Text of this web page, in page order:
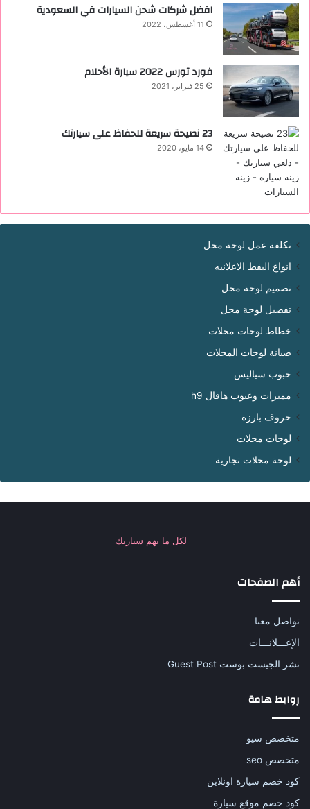
افضل شركات شحن السيارات في السعودية
11 أغسطس، 2022
فورد تورس 2022 ‏سيارة الأحلام
25 فبراير، 2021
23 نصيحة سريعة للحفاظ على سيارتك
14 مايو، 2020
تكلفة عمل لوحة محل
انواع اليفط الاعلانيه
تصميم لوحة محل
تفصيل لوحة محل
خطاط لوحات محلات
صيانة لوحات المحلات
حبوب سياليس
مميزات وعيوب هافال h9
حروف بارزة
لوحات محلات
لوحة محلات تجارية
لكل ما يهم سيارتك
أهم الصفحات
تواصل معنا
الإعـــلانـــات
نشر الجيست بوست Guest Post
روابط هامة
متخصص سيو
متخصص seo
كود خصم سيارة اونلاين
كود خصم موقع سيارة